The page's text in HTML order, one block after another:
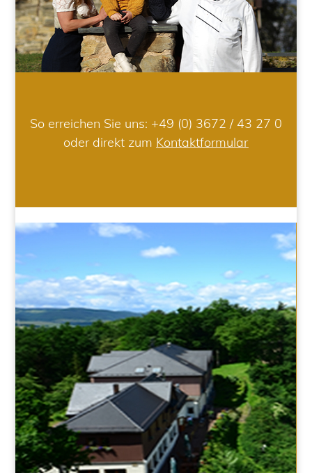
So erreichen Sie uns: +49 (0) 3672 / 43 27 0
oder direkt zum Kontaktformular
HOTEL